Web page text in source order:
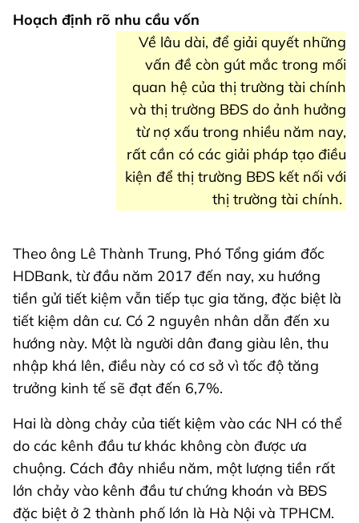
Hoạch định rõ nhu cầu vốn
Về lâu dài, để giải quyết những
vấn đề còn gút mắc trong mối
quan hệ của thị trường tài chính
và thị trường BĐS do ảnh hưởng
từ nợ xấu trong nhiều năm nay,
rất cần có các giải pháp tạo điều
kiện để thị trường BĐS kết nối với
thị trường tài chính.
Theo ông Lê Thành Trung, Phó Tổng giám đốc
HDBank, từ đầu năm 2017 đến nay, xu hướng
tiền gửi tiết kiệm vẫn tiếp tục gia tăng, đặc biệt là
tiết kiệm dân cư. Có 2 nguyên nhân dẫn đến xu
hướng này. Một là người dân đang giàu lên, thu
nhập khá lên, điều này có cơ sở vì tốc độ tăng
trưởng kinh tế sẽ đạt đến 6,7%.
Hai là dòng chảy của tiết kiệm vào các NH có thể
do các kênh đầu tư khác không còn được ưa
chuộng. Cách đây nhiều năm, một lượng tiền rất
lớn chảy vào kênh đầu tư chứng khoán và BĐS
đặc biệt ở 2 thành phố lớn là Hà Nội và TPHCM.